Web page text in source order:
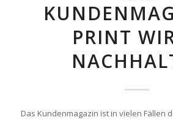
PRINT
Das Kundenmagazin ist in vielen Fällen